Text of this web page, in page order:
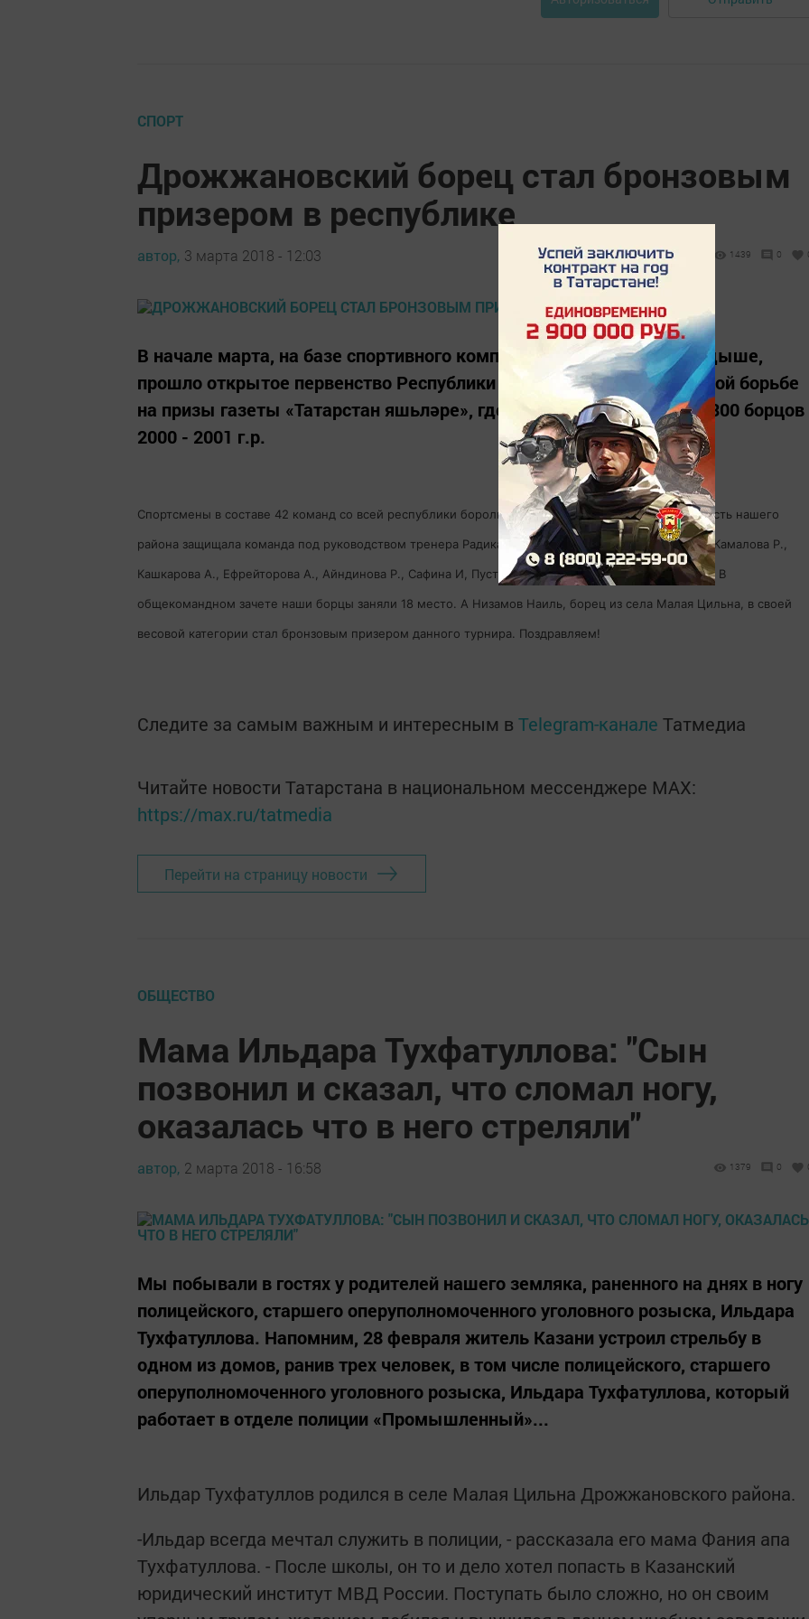
СПОРТ
Дрожжановский борец стал бронзовым
призером в республике
автор, 3 марта 2018 - 12:03 1439 0
В начале марта, на базе спортивного комплекса «Дружба» в Мамадыше,
прошло открытое первенство Республики Татарстан по национальной борьбе
на призы газеты «Татарстан яшьләре», где приняли участие более 300 борцов
2000 - 2001 г.р.
Спортсмены в составе 42 команд со всей республики боролись в девяти весовых категориях. Честь нашего
района защищала команда под руководством тренера Радика Низамова в составе Чукмарева Н., Камалова Р.,
Кашкарова А., Ефрейторова А., Айндинова Р., Сафина И, Пустынина А., Миначева И., Сатдинова А. В
общекомандном зачете наши борцы заняли 18 место. А Низамов Наиль, борец из села Малая Цильна, в своей
весовой категории стал бронзовым призером данного турнира. Поздравляем!
Следите за самым важным и интересным в Telegram-канале Татмедиа
Читайте новости Татарстана в национальном мессенджере MАХ:
https://max.ru/tatmedia
Перейти на страницу новости
ОБЩЕСТВО
Мама Ильдара Тухфатуллова: "Сын
позвонил и сказал, что сломал ногу,
оказалась что в него стреляли"
автор, 2 марта 2018 - 16:58 1379 0
Мы побывали в гостях у родителей нашего земляка, раненного на днях в ногу
полицейского, старшего оперуполномоченного уголовного розыска, Ильдара
Тухфатуллова. Напомним, 28 февраля житель Казани устроил стрельбу в
одном из домов, ранив трех человек, в том числе полицейского, старшего
оперуполномоченного уголовного розыска, Ильдара Тухфатуллова, который
работает в отделе полиции «Промышленный»...
Ильдар Тухфатуллов родился в селе Малая Цильна Дрожжановского района.
-Ильдар всегда мечтал служить в полиции, - рассказала его мама Фания апа
Тухфатуллова. - После школы, он то и дело хотел попасть в Казанский
юридический институт МВД России. Поступать было сложно, но он своим